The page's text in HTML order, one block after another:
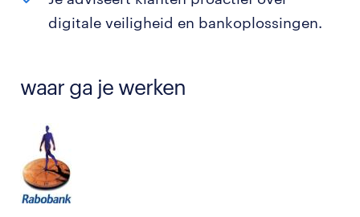
digitale veiligheid en bankoplossingen.
waar ga je werken